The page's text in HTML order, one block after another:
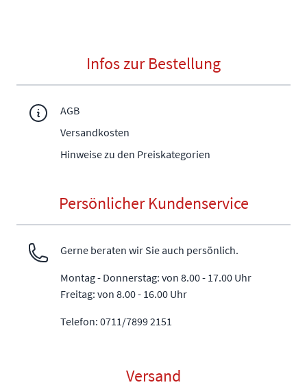
Infos zur Bestellung
AGB
Versandkosten
Hinweise zu den Preiskategorien
Persönlicher Kundenservice
Gerne beraten wir Sie auch persönlich.
Montag - Donnerstag: von 8.00 - 17.00 Uhr
Freitag: von 8.00 - 16.00 Uhr
Telefon: 0711/7899 2151
Versand